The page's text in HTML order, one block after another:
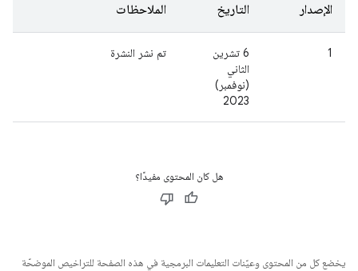
الإصدار التاريخ الملاحظات
1
6 تشرين
الثاني
(نوفمبر)
2023
تم نشر النشرة
هل كان المحتوى مفيدًا؟
يخضع كل من المحتوى وعيّنات التعليمات البرمجية في هذه الصفحة للتراخيص الموضحّة